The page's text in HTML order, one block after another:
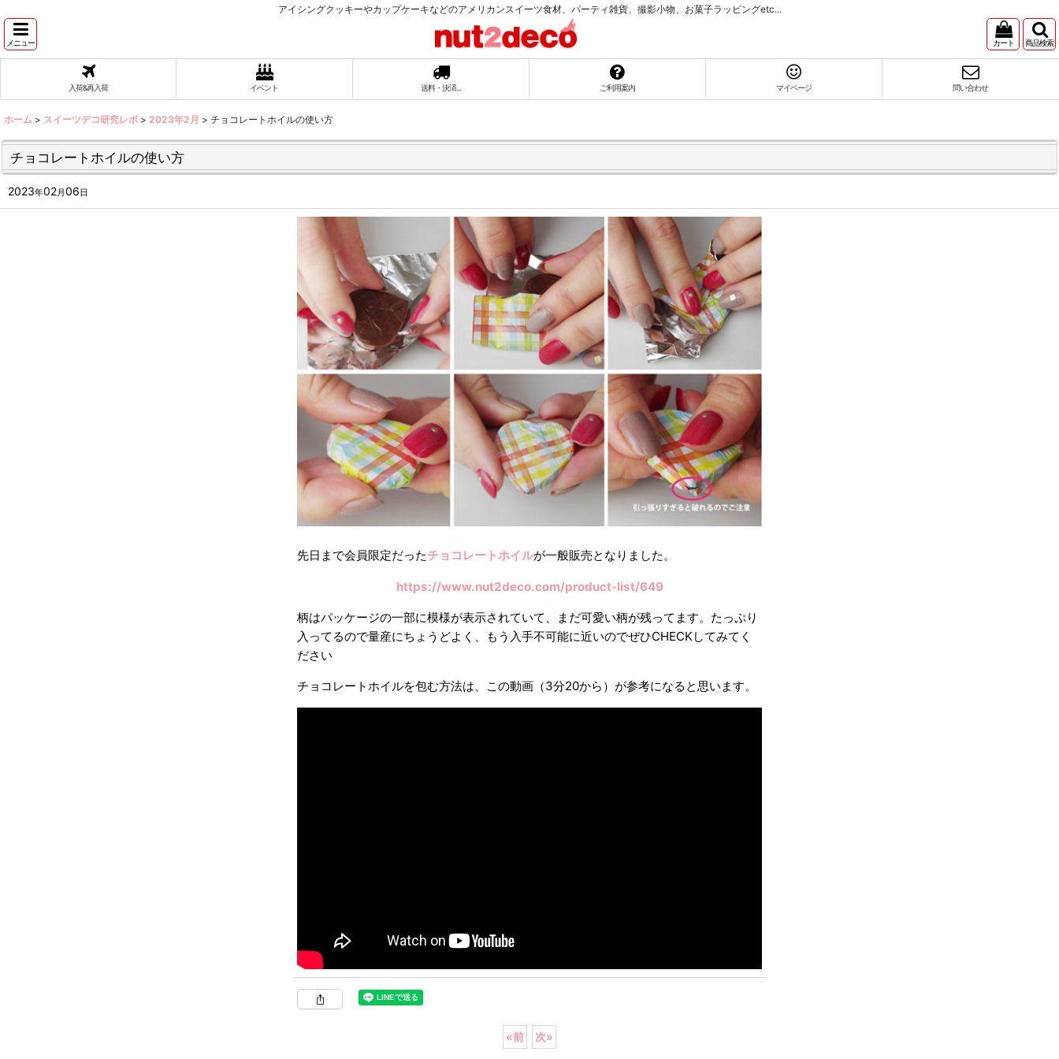
アイシングクッキーやカップケーキなどのアメリカンスイーツ食材、パーティ雑貨、撮影小物、お菓子ラッピングetc...
メニュー カート 商品検索
入荷&再入荷 イベント 送料・決済... ご利用案内 マイページ 問い合わせ
ホーム > スイーツデコ研究レポ > 2023年2月 > チョコレートホイルの使い方
チョコレートホイルの使い方
2023年02月06日
先日まで会員限定だったチョコレートホイルが一般販売となりました。
https://www.nut2deco.com/product-list/649
柄はパッケージの一部に模様が表示されていて、まだ可愛い柄が残ってます。たっぷり
入ってるので量産にちょうどよく、もう入手不可能に近いのでぜひCHECKしてみてく
ださい
チョコレートホイルを包む方法は、この動画（3分20から）が参考になると思います。
«前 次»